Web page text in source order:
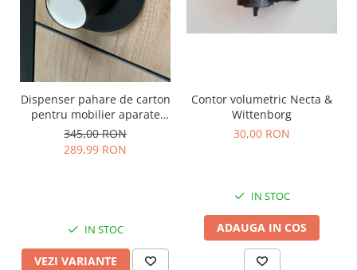
Dispenser pahare de carton
pentru mobilier aparate
cafea
345,00 RON
289,99 RON
IN STOC
VEZI VARIANTE
Contor volumetric Necta &
Wittenborg
30,00 RON
IN STOC
ADAUGA IN COS